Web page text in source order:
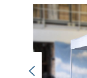
Bildergalerie